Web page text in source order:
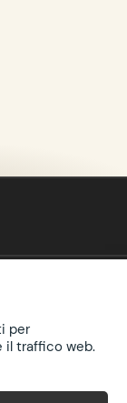
quanto ai dati delle
per
il traffico web.